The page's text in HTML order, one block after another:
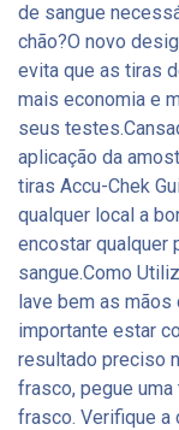
de sangue
chão?O novo
evita que as tiras
mais economia e
seus
aplicação da
tiras Accu-Chek
qualquer local a
encostar qualquer
sangue.Como
lave bem as mãos
importante estar
resultado preciso
frasco, pegue
frasco. Verifique a